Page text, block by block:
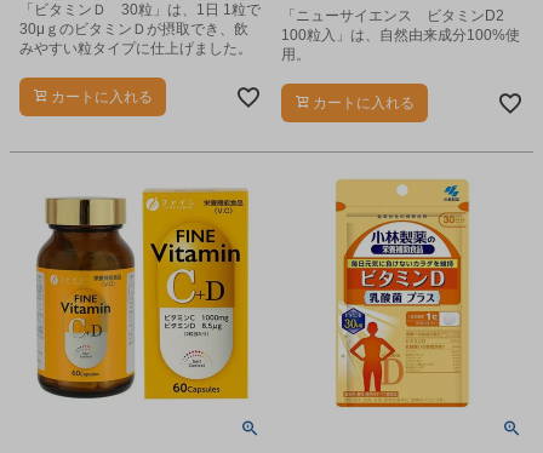
「ビタミンＤ 30粒」は、1日 1粒で
30μｇのビタミンＤが摂取でき、飲
みやすい粒タイプに仕上げました。
カートに入れる
「ニューサイエンス ビタミンD2
100粒入」は、自然由来成分100%使
用。
カートに入れる